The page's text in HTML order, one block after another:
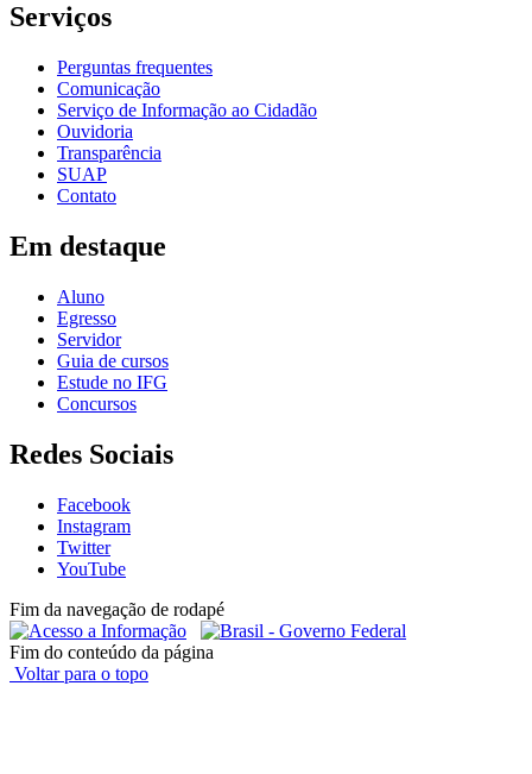
Serviços
Perguntas frequentes
Comunicação
Serviço de Informação ao Cidadão
Ouvidoria
Transparência
SUAP
Contato
Em destaque
Aluno
Egresso
Servidor
Guia de cursos
Estude no IFG
Concursos
Redes Sociais
Facebook
Instagram
Twitter
YouTube
Fim da navegação de rodapé
Fim do conteúdo da página
Voltar para o topo